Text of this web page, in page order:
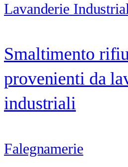
Lavanderie
Smaltimento
provenienti da
industriali
Falegnamerie